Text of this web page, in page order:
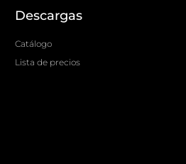
Descargas
Catálogo
Lista de precios